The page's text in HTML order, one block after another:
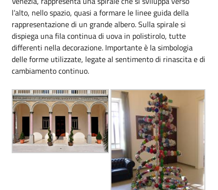
l’alto, nello spazio, quasi a formare le linee guida della
rappresentazione di un grande albero. Sulla spirale si
dispiega una fila continua di uova in polistirolo, tutte
differenti nella decorazione. Importante è la simbologia
delle forme utilizzate, legate al sentimento di rinascita e di
cambiamento continuo.